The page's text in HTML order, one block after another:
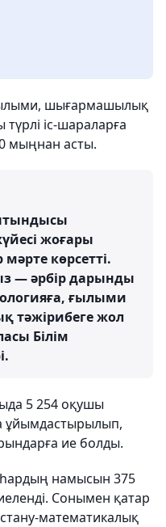
шығармашылық
іс-шараларға
мыңнан асты.
жоғары
көрсетті.
— әрбір дарынды
ғылыми
тәжірибеге жол
Білім
5 254 оқушы
ұйымдастырылып,
ие болды.
намысын 375
Сонымен қатар
математикалық